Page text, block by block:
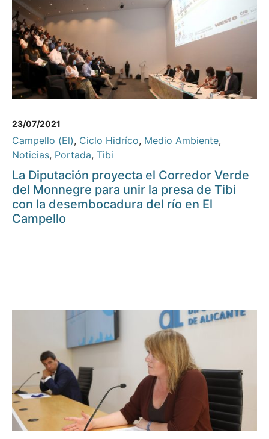
23/07/2021
Campello (El), Ciclo Hidríco, Medio Ambiente,
Noticias, Portada, Tibi
La Diputación proyecta el Corredor Verde
del Monnegre para unir la presa de Tibi
con la desembocadura del río en El
Campello